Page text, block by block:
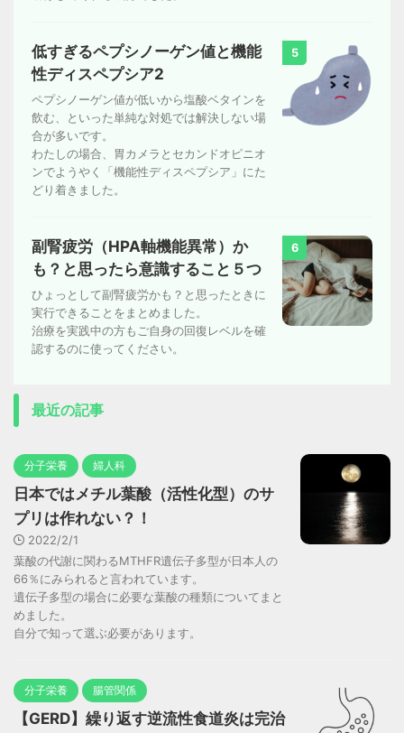
5
低すぎるペプシノーゲン値と機能
性ディスペプシア2
ペプシノーゲン値が低いから塩酸ベタインを
飲む、といった単純な対処では解決しない場
合が多いです。
わたしの場合、胃カメラとセカンドオピニオ
ンでようやく「機能性ディスペプシア」にた
どり着きました。
6
副腎疲労（HPA軸機能異常）か
も？と思ったら意識すること５つ
ひょっとして副腎疲労かも？と思ったときに
実行できることをまとめました。
治療を実践中の方もご自身の回復レベルを確
認するのに使ってください。
最近の記事
分子栄養 婦人科
日本ではメチル葉酸（活性化型）のサ
プリは作れない？！
2022/2/1
葉酸の代謝に関わるMTHFR遺伝子多型が日本人の
66％にみられると言われています。
遺伝子多型の場合に必要な葉酸の種類についてまと
めました。
自分で知って選ぶ必要があります。
分子栄養 腸管関係
【GERD】繰り返す逆流性食道炎は完治